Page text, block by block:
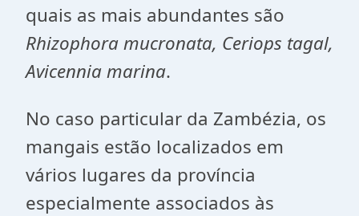
quais as mais abundantes são
Rhizophora mucronata, Ceriops tagal,
Avicennia marina.
No caso particular da Zambézia, os
mangais estão localizados em
vários lugares da província
especialmente associados às